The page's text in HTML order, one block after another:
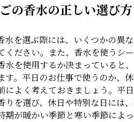
の香水の正しい選び方
水を選ぶ際には、いくつかの異
ください。また、香水を使うシ
水を使用するか決まっていると
す。平日のお仕事で使うのか、
によく考えておきましょう。平
りを選び、休日や特別な日には
期が暖かい季節と寒い季節によ